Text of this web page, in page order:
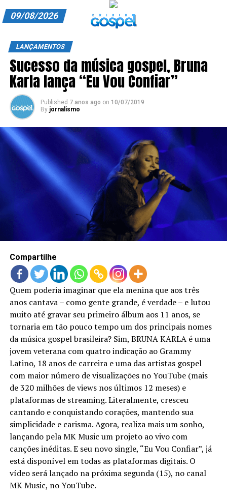
ANUNCIE CONOSCO
ASSINE
CARRINHO
EDITORIAL
ENTREVISTAS
EXPEDIENTE
FINALIZAR COMPRA
09/08/2026
LANÇAMENTOS
Sucesso da música gospel, Bruna
Karla lança “Eu Vou Confiar”
Published 7 anos ago on 10/07/2019
By jornalismo
Compartilhe
Quem poderia imaginar que ela menina que aos três
anos cantava – como gente grande, é verdade – e lutou
muito até gravar seu primeiro álbum aos 11 anos, se
tornaria em tão pouco tempo um dos principais nomes
da música gospel brasileira? Sim, BRUNA KARLA é uma
jovem veterana com quatro indicação ao Grammy
Latino, 18 anos de carreira e uma das artistas gospel
com maior número de visualizações no YouTube (mais
de 320 milhões de views nos últimos 12 meses) e
plataformas de streaming. Literalmente, cresceu
cantando e conquistando corações, mantendo sua
simplicidade e carisma. Agora, realiza mais um sonho,
lançando pela MK Music um projeto ao vivo com
canções inéditas. E seu novo single, “Eu Vou Confiar”, já
está disponível em todas as plataformas digitais. O
vídeo será lançado na próxima segunda (15), no canal
MK Music, no YouTube.